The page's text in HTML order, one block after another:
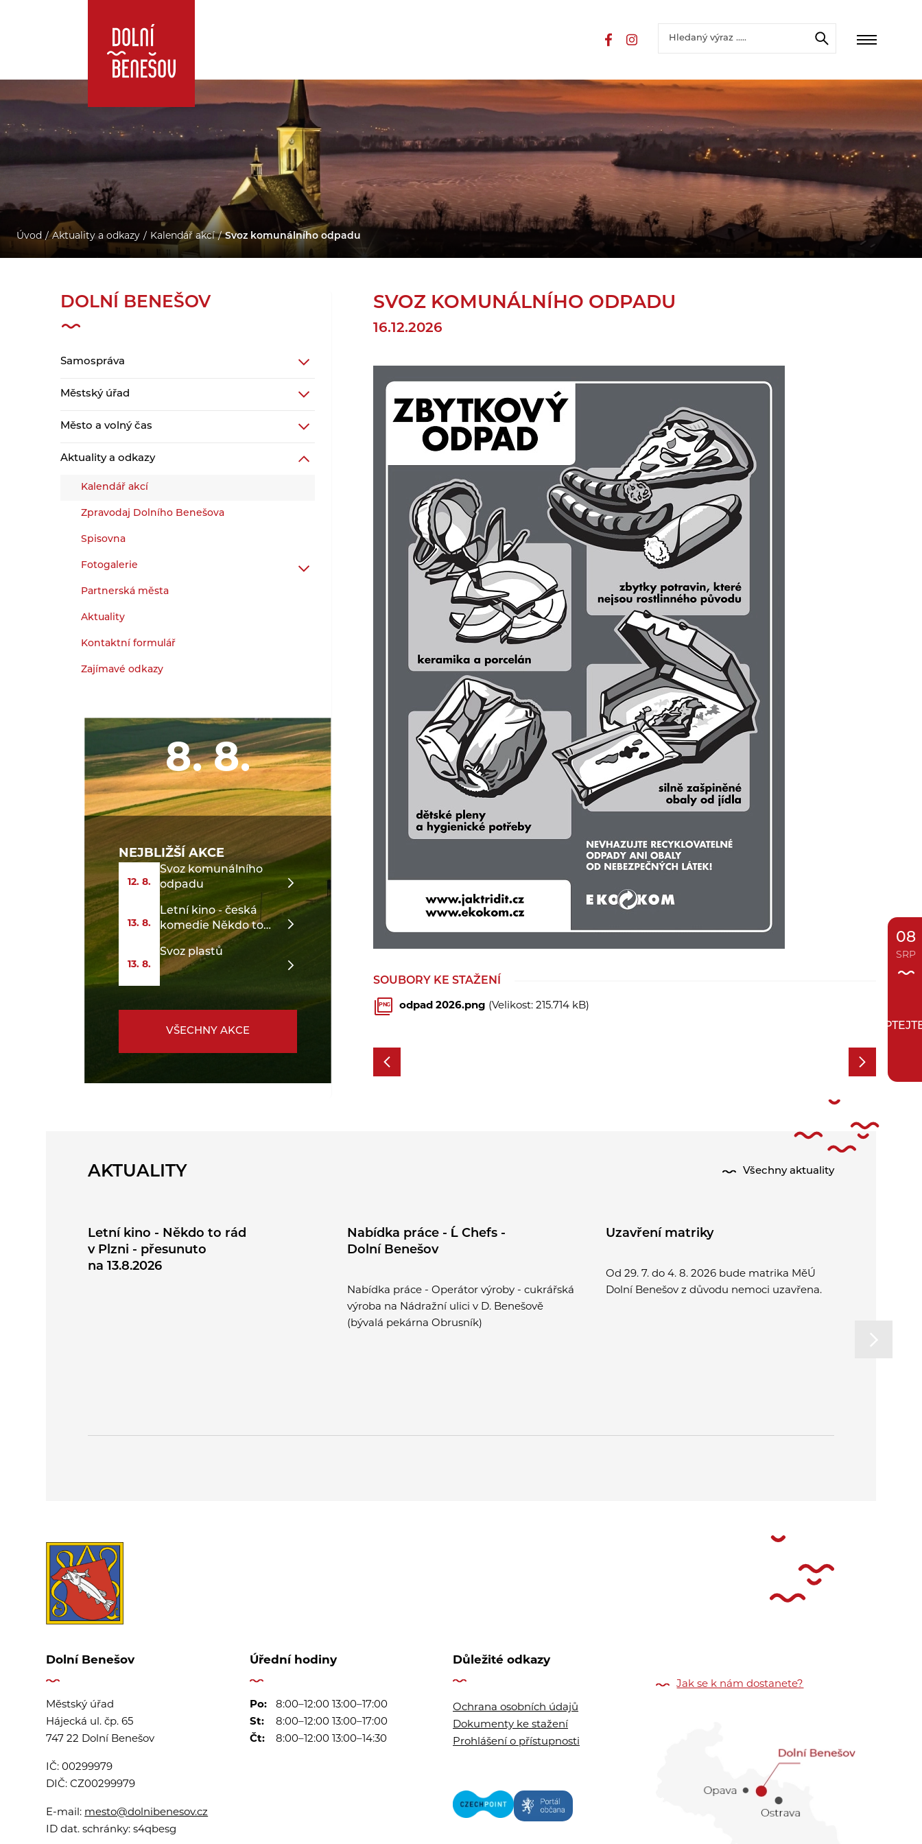
Úvod Aktuality a odkazy Kalendář akcí Svoz komunálního odpadu
DOLNÍ BENEŠOV
Samospráva
Městský úřad
Město a volný čas
Aktuality a odkazy
Kalendář akcí
Zpravodaj Dolního Benešova
Spisovna
Fotogalerie
Partnerská města
Aktuality
Kontaktní formulář
Zajímavé odkazy
8. 8.
NEJBLIŽŠÍ AKCE
12. 8.
Svoz komunálního
odpadu
13. 8.
Letní kino - česká
komedie Někdo to
rád v Plzni
13. 8.
Svoz plastů
VŠECHNY AKCE
SVOZ KOMUNÁLNÍHO ODPADU
16.12.2026
SOUBORY KE STAŽENÍ
PNG odpad 2026.png (Velikost: 215.714 kB)
AKTUALITY Všechny aktuality
Letní kino - Někdo to rád
v Plzni - přesunuto
na 13.8.2026
Nabídka práce - Ĺ Chefs -
Dolní Benešov
Nabídka práce - Operátor výroby - cukrářská
výroba na Nádražní ulici v D. Benešově
(bývalá pekárna Obrusník)
Uzavření matriky
Od 29. 7. do 4. 8. 2026 bude matrika MěÚ
Dolní Benešov z důvodu nemoci uzavřena.
Dolní Benešov
Městský úřad
Hájecká ul. čp. 65
747 22 Dolní Benešov
IČ:00299979
DIČ:CZ00299979
E-mail: mesto@dolnibenesov.cz
ID dat. schránky:s4qbesg
Úřední hodiny
Po:
8:00–12:00 13:00–17:00
St:
8:00–12:00 13:00–17:00
Čt:
8:00–12:00 13:00–14:30
Důležité odkazy
Ochrana osobních údajů
Dokumenty ke stažení
Prohlášení o přístupnosti
Jak se k nám dostanete?
08
SRP